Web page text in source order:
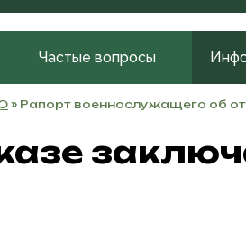
Частые вопросы
» Рапорт военнослужащего об